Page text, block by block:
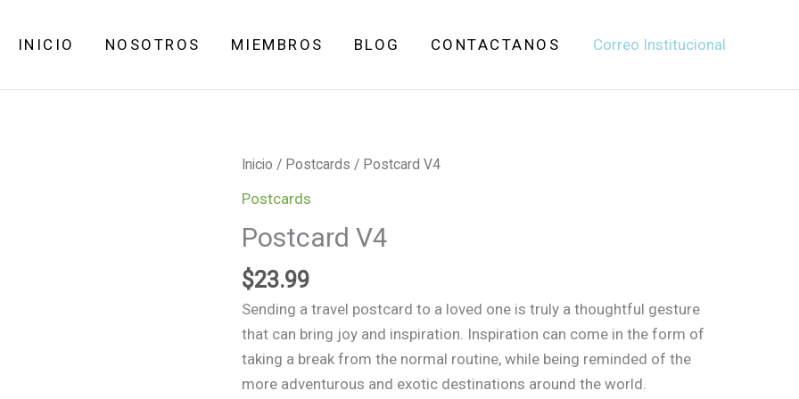
INICIO NOSOTROS MIEMBROS BLOG CONTACTANOS Correo Institucional
Inicio / Postcards / Postcard V4
Postcards
Postcard V4
$23.99
Sending a travel postcard to a loved one is truly a thoughtful gesture
that can bring joy and inspiration. Inspiration can come in the form of
taking a break from the normal routine, while being reminded of the
more adventurous and exotic destinations around the world.
Postcard
V4